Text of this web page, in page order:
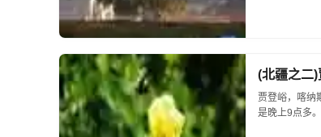
(北疆之二
贾登峪，喀纳
是晚上9点多